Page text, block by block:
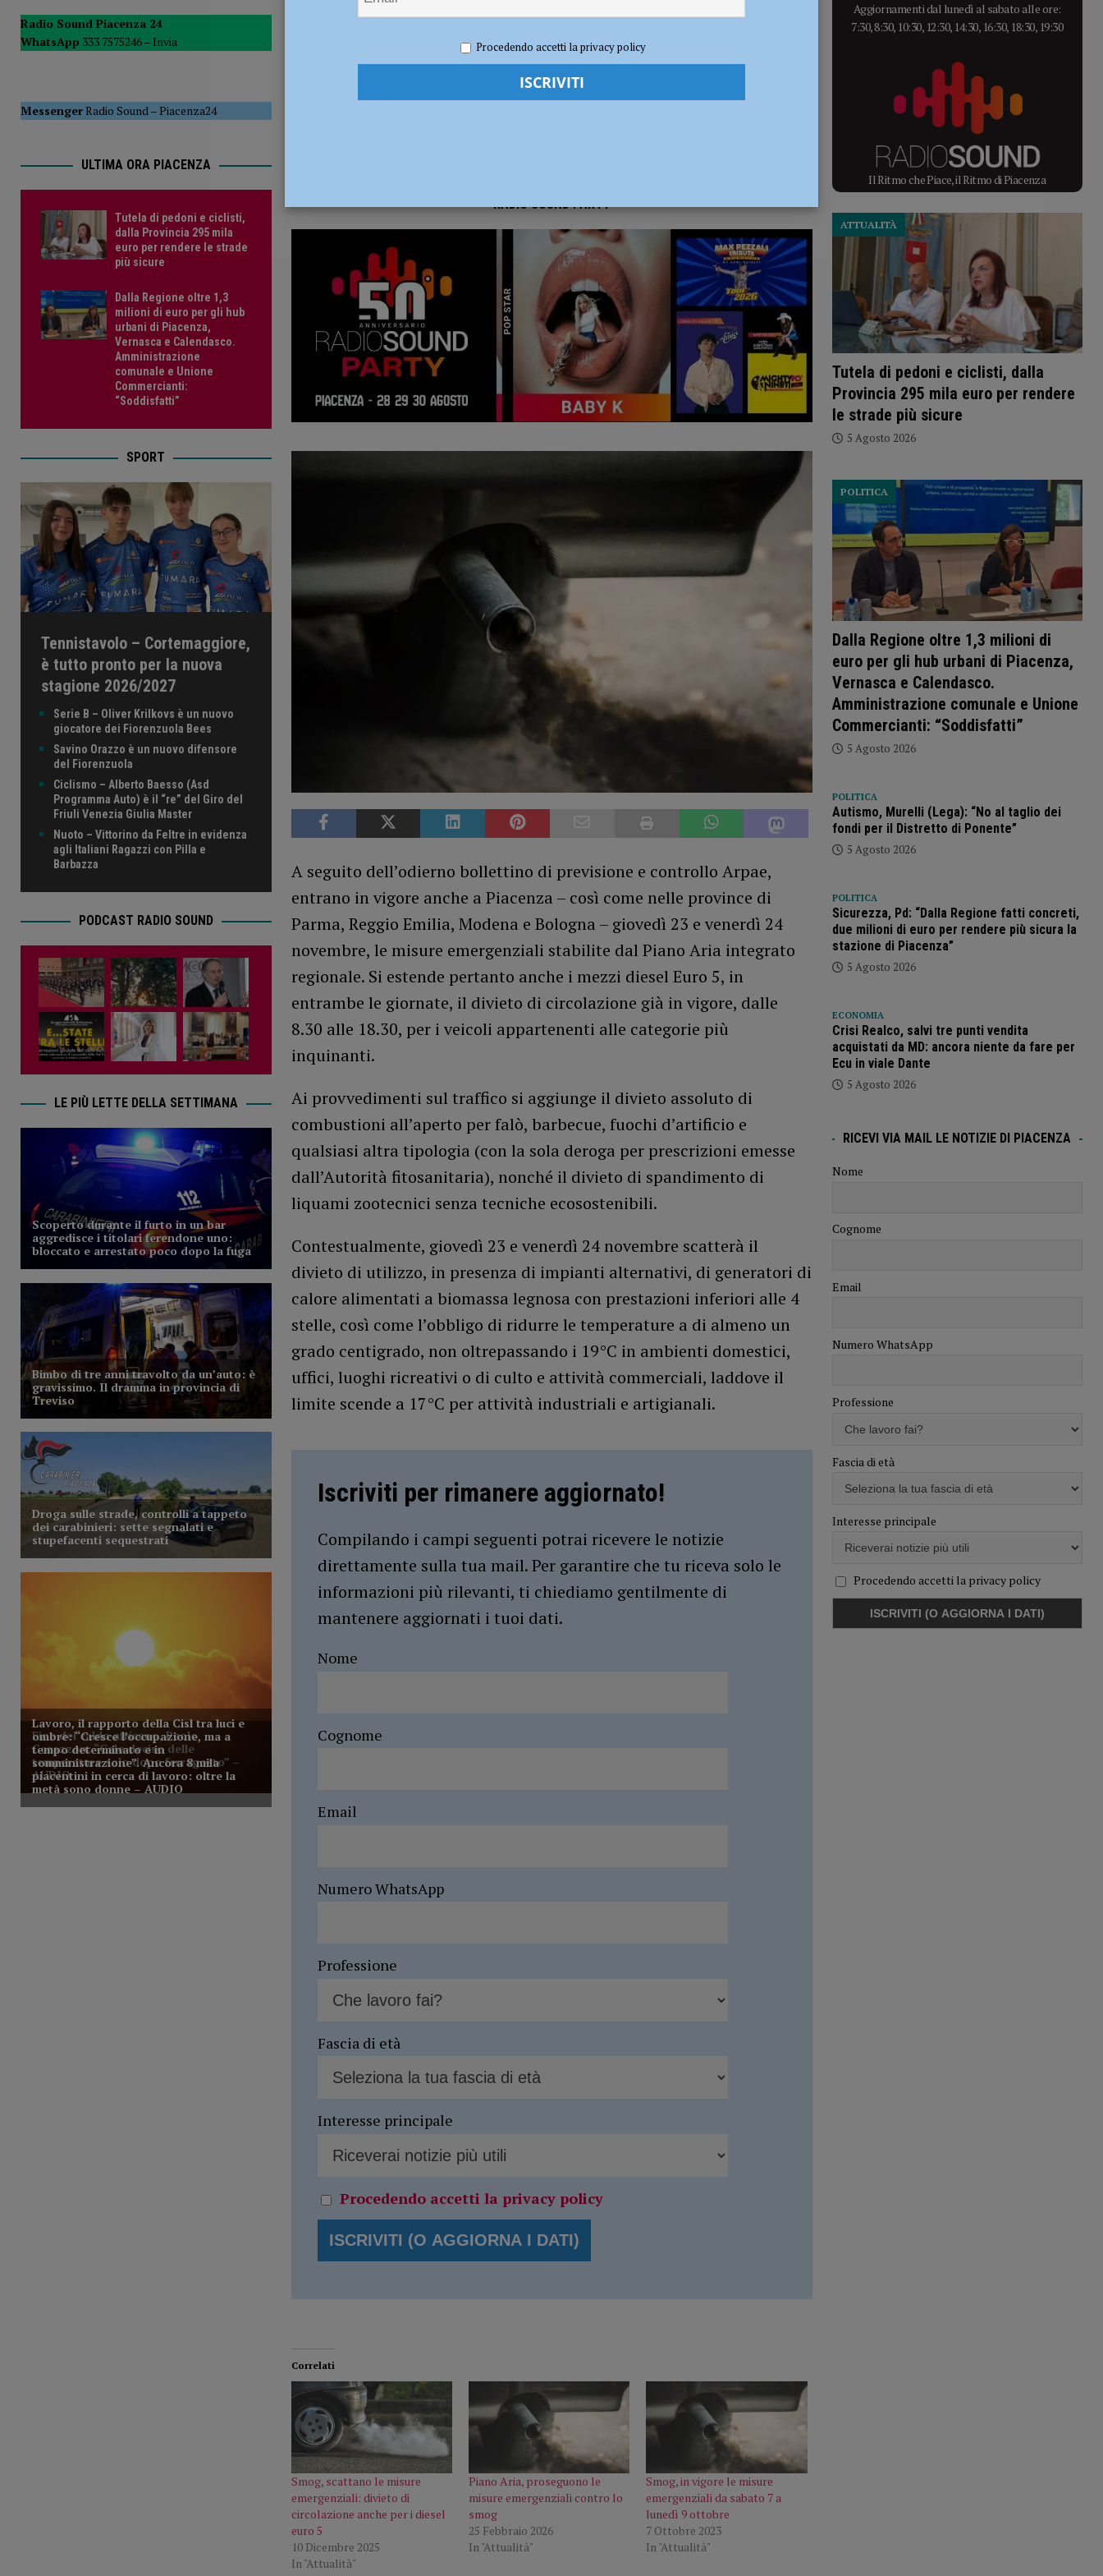
del Consiglio POLITICA
[ 5 Agosto 2026 ] Tutela di pedoni e ciclisti, dalla Provincia 295 mila euro per rendere le strade più sicure ATTUALITÀ
RADIO SOUND PARTY
A seguito dell’odierno bollettino di previsione e controllo Arpae,
entrano in vigore anche a Piacenza – così come nelle province di
Parma, Reggio Emilia, Modena e Bologna – giovedì 23 e venerdì 24
novembre, le misure emergenziali stabilite dal Piano Aria integrato
regionale. Si estende pertanto anche i mezzi diesel Euro 5, in
entrambe le giornate, il divieto di circolazione già in vigore, dalle
8.30 alle 18.30, per i veicoli appartenenti alle categorie più
inquinanti.
Ai provvedimenti sul traffico si aggiunge il divieto assoluto di
combustioni all’aperto per falò, barbecue, fuochi d’artificio e
qualsiasi altra tipologia (con la sola deroga per prescrizioni emesse
dall’Autorità fitosanitaria), nonché il divieto di spandimento di
liquami zootecnici senza tecniche ecosostenibili.
Contestualmente, giovedì 23 e venerdì 24 novembre scatterà il
divieto di utilizzo, in presenza di impianti alternativi, di generatori di
calore alimentati a biomassa legnosa con prestazioni inferiori alle 4
stelle, così come l’obbligo di ridurre le temperature a di almeno un
grado centigrado, non oltrepassando i 19°C in ambienti domestici,
uffici, luoghi ricreativi o di culto e attività commerciali, laddove il
limite scende a 17°C per attività industriali e artigianali.
Iscriviti per rimanere aggiornato!
Compilando i campi seguenti potrai ricevere le notizie
direttamente sulla tua mail. Per garantire che tu riceva solo le
informazioni più rilevanti, ti chiediamo gentilmente di
mantenere aggiornati i tuoi dati.
Nome
Cognome
Email
Numero WhatsApp
Professione
Fascia di età
Interesse principale
Procedendo accetti la privacy policy
Correlati
Smog, scattano le misure
emergenziali: divieto di
circolazione anche per i diesel
euro 5
10 Dicembre 2025
In "Attualità"
Piano Aria, proseguono le
misure emergenziali contro lo
smog
25 Febbraio 2026
In "Attualità"
Smog, in vigore le misure
emergenziali da sabato 7 a
lunedì 9 ottobre
7 Ottobre 2023
In "Attualità"
Radio Sound Piacenza 24
WhatsApp 333 7575246 – Invia
MessengerRadio Sound–Piacenza24
ULTIMA ORA PIACENZA
Tutela di pedoni e ciclisti,
dalla Provincia 295 mila
euro per rendere le strade
più sicure
Dalla Regione oltre 1,3
milioni di euro per gli hub
urbani di Piacenza,
Vernasca e Calendasco.
Amministrazione
comunale e Unione
Commercianti:
“Soddisfatti”
SPORT
Tennistavolo – Cortemaggiore,
è tutto pronto per la nuova
stagione 2026/2027
Serie B – Oliver Krilkovs è un nuovo
giocatore dei Fiorenzuola Bees
Savino Orazzo è un nuovo difensore
del Fiorenzuola
Ciclismo – Alberto Baesso (Asd
Programma Auto) è il “re” del Giro del
Friuli Venezia Giulia Master
Nuoto – Vittorino da Feltre in evidenza
agli Italiani Ragazzi con Pilla e
Barbazza
PODCAST RADIO SOUND
LE PIÙ LETTE DELLA SETTIMANA
Aggiornamenti dal lunedì al sabato alle ore:
7:30, 8:30, 10:30, 12:30, 14:30, 16:30, 18:30, 19:30
Il Ritmo che Piace, il Ritmo di Piacenza
Tutela di pedoni e ciclisti, dalla
Provincia 295 mila euro per rendere
le strade più sicure
ATTUALITÀ
5 Agosto 2026
Dalla Regione oltre 1,3 milioni di
euro per gli hub urbani di Piacenza,
Vernasca e Calendasco.
Amministrazione comunale e Unione
Commercianti: “Soddisfatti”
POLITICA
5 Agosto 2026
POLITICA
Autismo, Murelli (Lega): “No al taglio dei
fondi per il Distretto di Ponente”
5 Agosto 2026
POLITICA
Sicurezza, Pd: “Dalla Regione fatti concreti,
due milioni di euro per rendere più sicura la
stazione di Piacenza”
5 Agosto 2026
ECONOMIA
Crisi Realco, salvi tre punti vendita
acquistati da MD: ancora niente da fare per
Ecu in viale Dante
5 Agosto 2026
RICEVI VIA MAIL LE NOTIZIE DI PIACENZA
Nome
Cognome
Email
Numero WhatsApp
Professione
Fascia di età
Interesse principale
Procedendo accetti la privacy policy
Procedendo accetti la privacy policy